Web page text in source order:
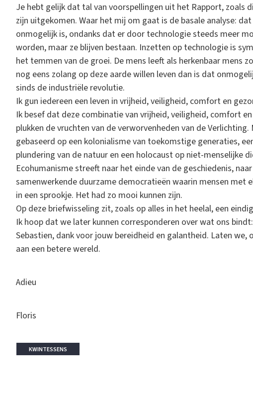
Je hebt gelijk dat tal van voorspellingen uit het Rapport, zoals
zijn uitgekomen. Waar het mij om gaat is de basale analyse:
onmogelijk is, ondanks dat er door technologie steeds meer
worden, maar ze blijven bestaan. Inzetten op technologie is
het temmen van de groei. De mens leeft als herkenbaar mens
nog eens zolang op deze aarde willen leven dan is dat
sinds de industriële revolutie.
Ik gun iedereen een leven in vrijheid, veiligheid, comfort en
Ik besef dat deze combinatie van vrijheid, veiligheid, comfort
plukken de vruchten van de verworvenheden van de
gebaseerd op een kolonialisme van toekomstige generaties,
plundering van de natuur en een holocaust op niet-menselijke
Ecohumanisme streeft naar het einde van de geschiedenis,
samenwerkende duurzame democratieën waarin mensen met
in een sprookje. Het had zo mooi kunnen zijn.
Op deze briefwisseling zit, zoals op alles in het heelal, een
Ik hoop dat we later kunnen corresponderen over wat ons
Sebastien, dank voor jouw bereidheid en galantheid. Laten we,
aan een betere wereld.
Adieu
Floris
KWINTESSENS